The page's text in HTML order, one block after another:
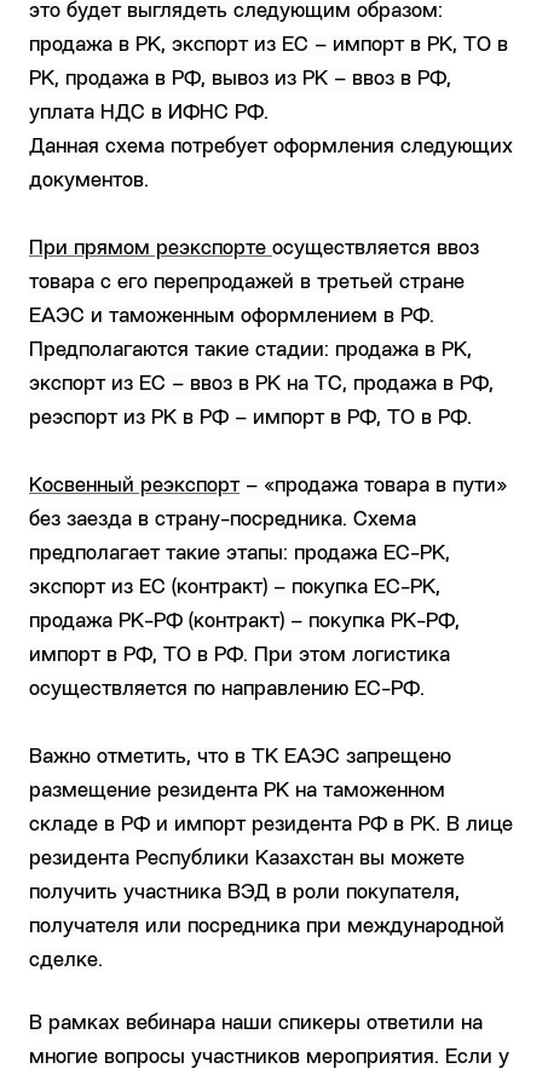
это будет выглядеть следующим образом:
продажа в РК, экспорт из ЕС – импорт в РК, ТО в
РК, продажа в РФ, вывоз из РК – ввоз в РФ,
уплата НДС в ИФНС РФ.
Данная схема потребует оформления следующих
документов.
При прямом реэкспорте осуществляется ввоз
товара с его перепродажей в третьей стране
ЕАЭС и таможенным оформлением в РФ.
Предполагаются такие стадии: продажа в РК,
экспорт из ЕС – ввоз в РК на ТС, продажа в РФ,
реэспорт из РК в РФ – импорт в РФ, ТО в РФ.
Косвенный реэкспорт– «продажа товара в пути»
без заезда в страну-посредника. Схема
предполагает такие этапы: продажа ЕС-РК,
экспорт из ЕС (контракт) – покупка ЕС-РК,
продажа РК-РФ (контракт) – покупка РК-РФ,
импорт в РФ, ТО в РФ. При этом логистика
осуществляется по направлению ЕС-РФ.
Важно отметить, что в ТК ЕАЭС запрещено
размещение резидента РК на таможенном
складе в РФ и импорт резидента РФ в РК. В лице
резидента Республики Казахстан вы можете
получить участника ВЭД в роли покупателя,
получателя или посредника при международной
сделке.
В рамках вебинара наши спикеры ответили на
многие вопросы участников мероприятия. Если у